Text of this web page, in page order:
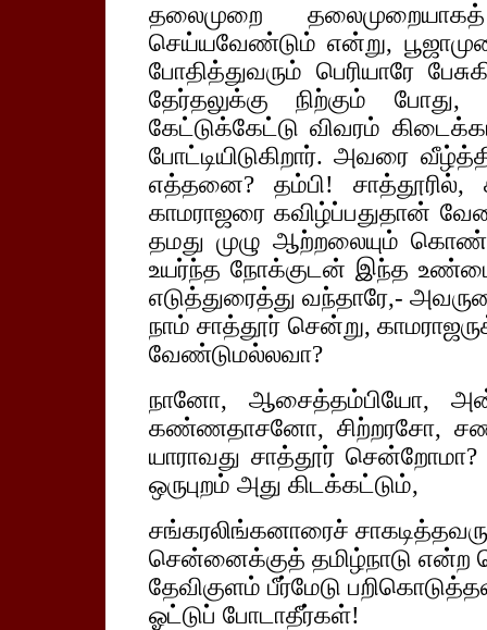
தலைமுறை
செய்யவேண்டும் என்று,
போதித்துவரும் பெரியாரே
தேர்தலுக்கு நிற்கும்
கேட்டுக்கேட்டு விவரம்
போட்டியிடுகிறார். அவரை
எத்தனை? தம்பி! சாத்தூரில்,
காமராஜரை கவிழ்ப்பதுதான்
தமது முழு ஆற்றலையும்
உயர்ந்த நோக்குடன் இந்த
எடுத்துரைத்து வந்தாரே,-
நாம் சாத்தூர் சென்று,
வேண்டுமல்லவா?
நானோ, ஆசைத்தம்பியோ,
கண்ணதாசனோ, சிற்றரசோ,
யாராவது சாத்தூர்
ஒருபுறம் அது கிடக்கட்டும்,
சங்கரலிங்கனாரைச்
சென்னைக்குத் தமிழ்நாடு என்ற
தேவிகுளம் பீர்மேடு
ஓட்டுப் போடாதீர்கள்!